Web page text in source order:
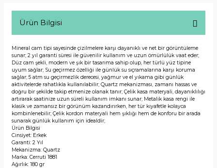
Ürün Bilgisi
Mineral cam tipi sayesinde çizilmelere karşı dayanıklı ve net bir görüntüleme
sunar; 2 yıl garanti süresi ile güvenilir kullanım ve uzun ömürlülük vaat eder;
Düz cam şekli, modern ve şık bir tasarıma sahip olup, her türlü yüz tipine
uyum sağlar; Su geçirmez özelliği ile günlük su sıçramalarına karşı koruma
sağlar; 5 atm su geçirmezlik derecesi, yağmur ve el yıkama gibi günlük
aktivitelerde rahatlıkla kullanılabilir; Quartz mekanizması, zamanı hassas ve
doğru bir şekilde takip etmenize olanak tanır; Çelik kasa materyali, dayanıklılığı
artırarak saatinize uzun süreli kullanım imkanı sunar; Metalik kasa rengi ile
klasik ve zamansız bir görünüm kazandırırken, her tür kıyafetle kolayca
kombinlenebilir; Çelik kordon materyali hem şıklığı hem de konforu bir arada
sunarak günlük kullanım için idealdir;
Ürün Bilgisi
Cinsiyet: Erkek
Garanti: 2 Yıl
Mekanizma: Quartz
Marka: Cerruti 1881
Ağırlık: 180 gr